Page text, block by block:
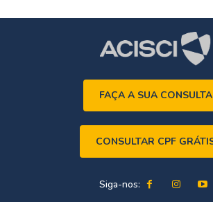
FAÇA A SUA CONSULTA
CONSULTAR CPF
Siga-nos: